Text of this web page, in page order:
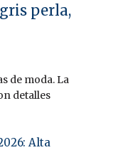
perla,
de moda. La
detalles
Alta